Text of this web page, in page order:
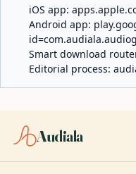
iOS app:
Android app:
Smart download
Editorial process:
Audiala